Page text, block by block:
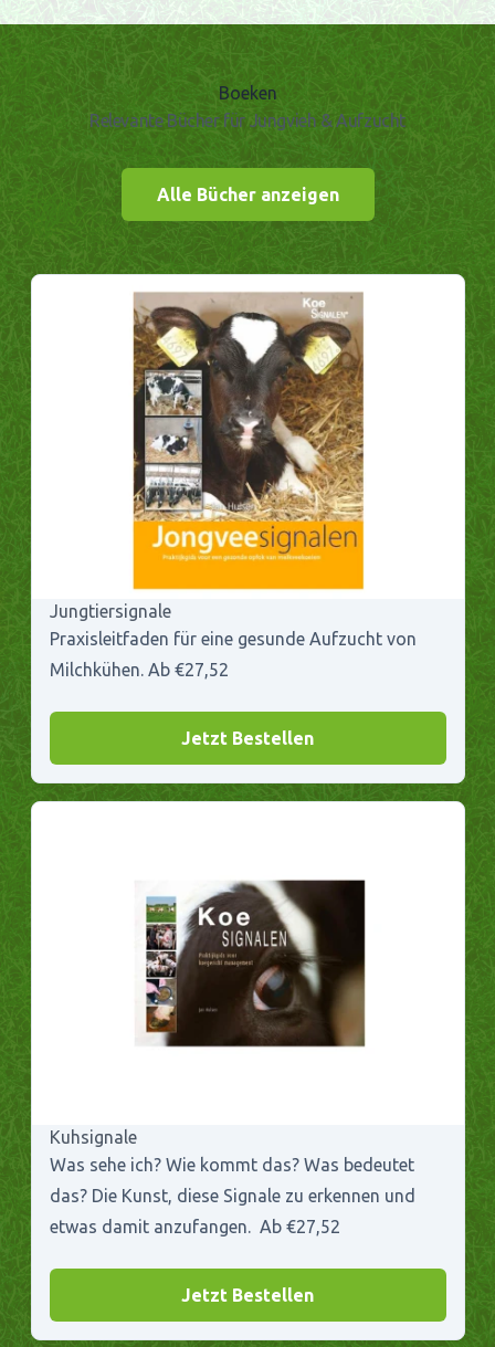
Boeken
Relevante Bücher für Jungvieh & Aufzucht
Alle Bücher anzeigen
Jungtiersignale
Praxisleitfaden für eine gesunde Aufzucht von
Milchkühen. Ab €27,52
Jetzt Bestellen
Kuhsignale
Was sehe ich? Wie kommt das? Was bedeutet
das? Die Kunst, diese Signale zu erkennen und
etwas damit anzufangen. Ab €27,52
Jetzt Bestellen